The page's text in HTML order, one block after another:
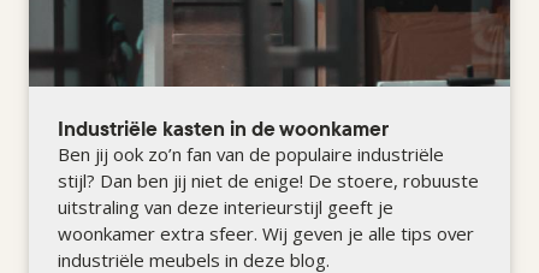
Industriële kasten in de woonkamer
Ben jij ook zo’n fan van de populaire industriële
stijl? Dan ben jij niet de enige! De stoere, robuuste
uitstraling van deze interieurstijl geeft je
woonkamer extra sfeer. Wij geven je alle tips over
industriële meubels in deze blog.